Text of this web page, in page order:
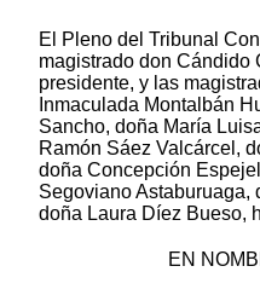
El Pleno del Tribunal
magistrado don Cándido
presidente, y las
Inmaculada Montalbán
Sancho, doña María
Ramón Sáez Valcárcel,
doña Concepción
Segoviano Astaburuaga,
doña Laura Díez Bueso,
EN